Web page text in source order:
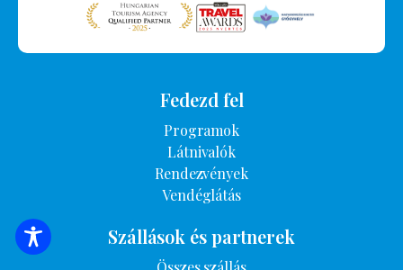
SZÁLLÁSOK KERESÉSE
Fedezd fel
Programok
Látnivalók
Rendezvények
Vendéglátás
Szállások és partnerek